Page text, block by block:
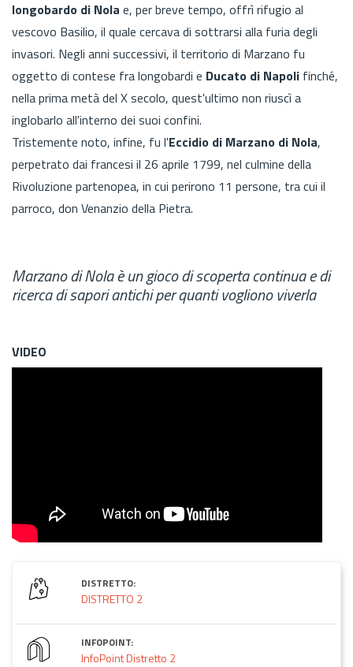
longobardo di Nola e, per breve tempo, offrì rifugio al
vescovo Basilio, il quale cercava di sottrarsi alla furia degli
invasori. Negli anni successivi, il territorio di Marzano fu
oggetto di contese fra longobardi e Ducato di Napoli finché,
nella prima metà del X secolo, quest'ultimo non riuscì a
inglobarlo all'interno dei suoi confini.
Tristemente noto, infine, fu l'Eccidio di Marzano di Nola,
perpetrato dai francesi il 26 aprile 1799, nel culmine della
Rivoluzione partenopea, in cui perirono 11 persone, tra cui il
parroco, don Venanzio della Pietra.
Marzano di Nola è un gioco di scoperta continua e di
ricerca di sapori antichi per quanti vogliono viverla
VIDEO
DISTRETTO:
DISTRETTO 2
INFOPOINT:
InfoPoint Distretto 2